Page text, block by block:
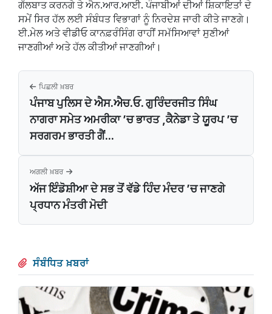
ਗੱਲਬਾਤ ਕਰਨਗੇ ਤੇ ਐਨ.ਆਰ.ਆਈ. ਪੰਜਾਬੀਆਂ ਦੀਆਂ ਸ਼ਿਕਾਇਤਾਂ ਦੇ
ਸਮੇਂ ਸਿਰ ਹੱਲ ਲਈ ਸੰਬੰਧਤ ਵਿਭਾਗਾਂ ਨੂੰ ਨਿਰਦੇਸ਼ ਜਾਰੀ ਕੀਤੇ ਜਾਣਗੇ।
ਈ.ਮੇਲ ਅਤੇ ਵੀਡੀਓ ਕਾਨਫ਼ਰੰਸਿੰਗ ਰਾਹੀਂ ਸਮੱਸਿਆਵਾਂ ਸੁਣੀਆਂ
ਜਾਣਗੀਆਂ ਅਤੇ ਹੱਲ ਕੀਤੀਆਂ ਜਾਣਗੀਆਂ।
ਪਿਛਲੀ ਖ਼ਬਰ
ਪੰਜਾਬ ਪੁਲਿਸ ਦੇ ਐਸ.ਐਚ.ਓ. ਗੁਰਿੰਦਰਜੀਤ ਸਿੰਘ
ਨਾਗਰਾ ਸਮੇਤ ਅਮਰੀਕਾ ’ਚ ਭਾਰਤ ,ਕੈਨੇਡਾ ਤੇ ਯੂਰਪ ’ਚ
ਸਰਗਰਮ ਭਾਰਤੀ ਗੈਂ...
ਅਗਲੀ ਖ਼ਬਰ
ਅੱਜ ਇੰਡੋਸ਼ੀਆ ਦੇ ਸਭ ਤੋਂ ਵੱਡੇ ਹਿੰਦ ਮੰਦਰ ’ਚ ਜਾਣਗੇ
ਪ੍ਰਧਾਨ ਮੰਤਰੀ ਮੋਦੀ
ਸੰਬੰਧਿਤ ਖ਼ਬਰਾਂ